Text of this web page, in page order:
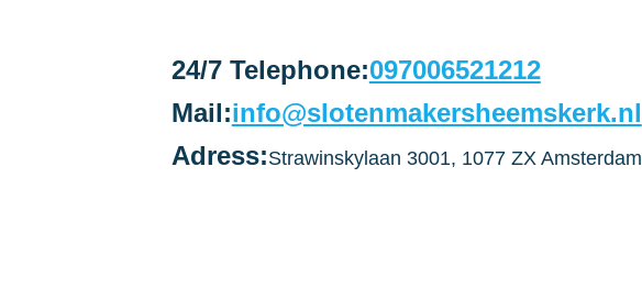
24/7 Telephone:097006521212
Mail:info@slotenmakersheemskerk.nl
Adress:Strawinskylaan 3001, 1077 ZX Amsterdam